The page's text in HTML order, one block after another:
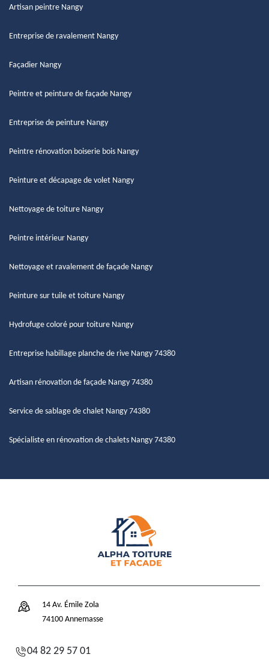
Artisan peintre Nangy
Entreprise de ravalement Nangy
Façadier Nangy
Peintre et peinture de façade Nangy
Entreprise de peinture Nangy
Peintre rénovation boiserie bois Nangy
Peinture et décapage de volet Nangy
Nettoyage de toiture Nangy
Peintre intérieur Nangy
Nettoyage et ravalement de façade Nangy
Peinture sur tuile et toiture Nangy
Hydrofuge coloré pour toiture Nangy
Entreprise habillage planche de rive Nangy 74380
Artisan rénovation de façade Nangy 74380
Service de sablage de chalet Nangy 74380
Spécialiste en rénovation de chalets Nangy 74380
14 Av. Émile Zola
74100 Annemasse
04 82 29 57 01